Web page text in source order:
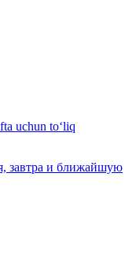
uchun to‘liq
завтра и ближайшую